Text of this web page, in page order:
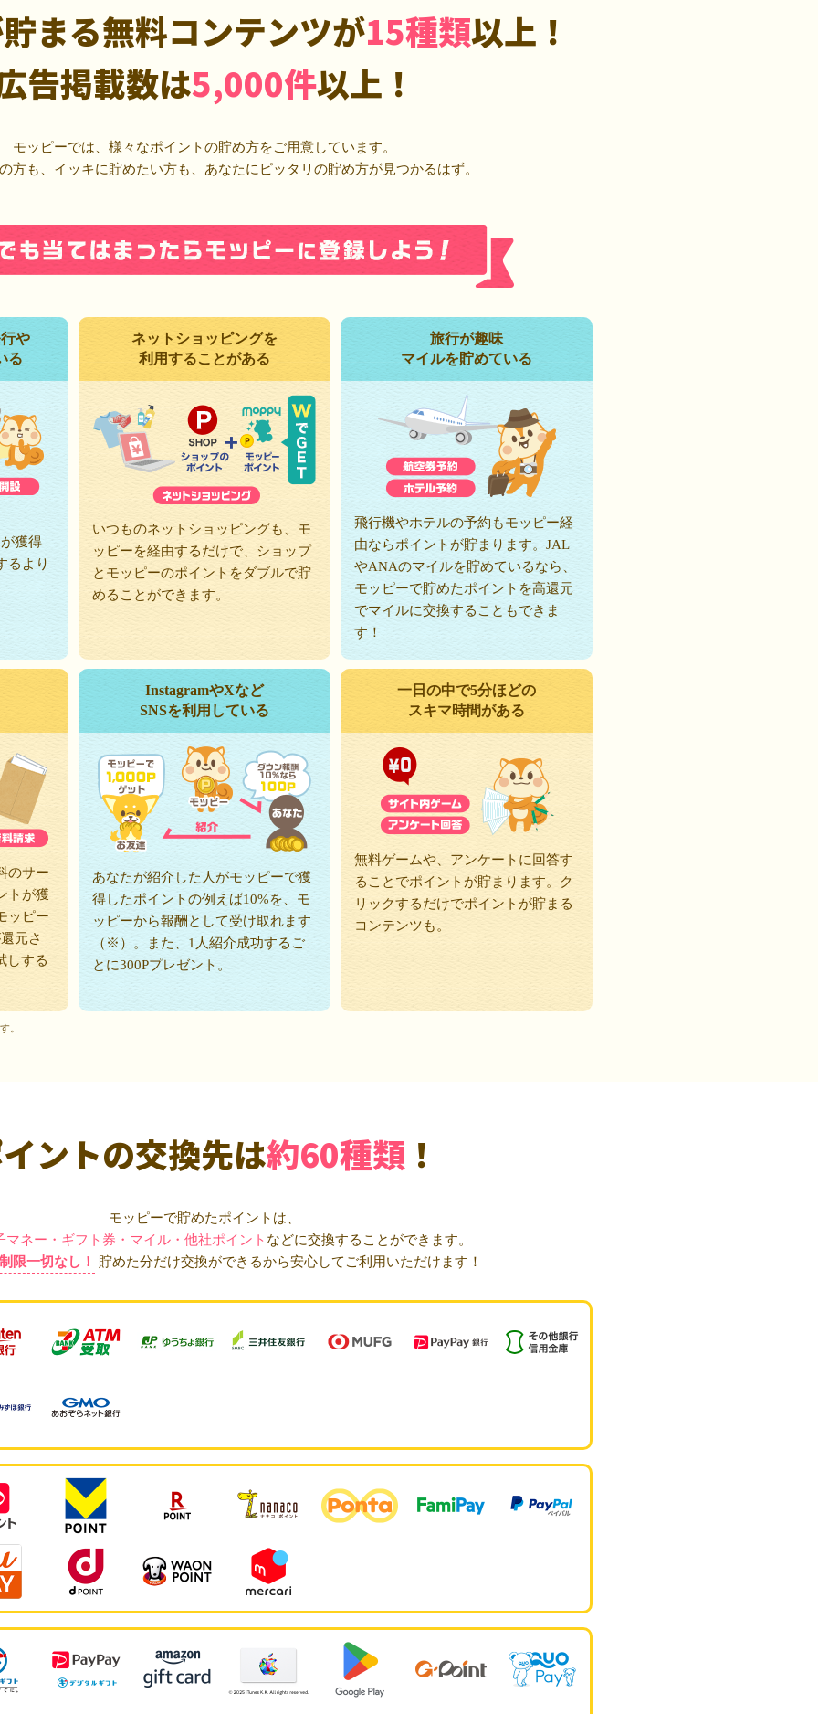
まる無料コンテンツが15種類以上！
告掲載数は5,000件以上！
モッピーでは、様々なポイントの貯め方をご用意しています。
方も、イッキに貯めたい方も、あなたにピッタリの貯め方が見つかるはず。
や
る
獲得
るより
ネットショッピングを
利用することがある
いつものネットショッピングも、モ
ッピーを経由するだけで、ショップ
とモッピーのポイントをダブルで貯
めることができます。
旅行が趣味
マイルを貯めている
飛行機やホテルの予約もモッピー経
由ならポイントが貯まります。JAL
やANAのマイルを貯めているなら、
モッピーで貯めたポイントを高還元
でマイルに交換することもできま
す！
のサー
トが獲
ッピー
元さ
しする
InstagramやXなど
SNSを利用している
あなたが紹介した人がモッピーで獲
得したポイントの例えば10%を、モ
ッピーから報酬として受け取れます
（※）。また、1人紹介成功するご
とに300Pプレゼント。
一日の中で5分ほどの
スキマ時間がある
無料ゲームや、アンケートに回答す
ることでポイントが貯まります。ク
リックするだけでポイントが貯まる
コンテンツも。
。
ントの交換先は約60種類 ！
モッピーで貯めたポイントは、
マネー・ギフト券・マイル・他社ポイント などに交換することができます。
限一切なし！
貯めた分だけ交換ができるから安心してご利用いただけます！